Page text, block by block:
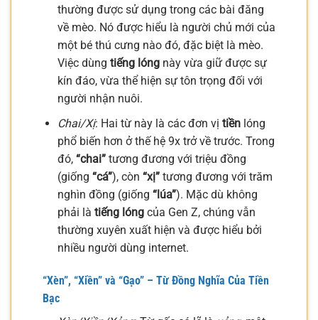
thường được sử dụng trong các bài đăng
về mèo. Nó được hiểu là người chủ mới của
một bé thú cưng nào đó, đặc biệt là mèo.
Việc dùng tiếng lóngnày vừa giữ được sự
kín đáo, vừa thể hiện sự tôn trọng đối với
người nhận nuôi.
Chai/Xị: Hai từ này là các đơn vị tiềnlóng
phổ biến hơn ở thế hệ 9x trở về trước. Trong
đó, “chai”tương đương với triệu đồng
(giống “cá”), còn “xị”tương đương với trăm
nghìn đồng (giống “lúa”). Mặc dù không
phải là tiếng lóngcủa Gen Z, chúng vẫn
thường xuyên xuất hiện và được hiểu bởi
nhiều người dùng internet.
“Xèn”, “Xiền” và “Gạo” – Từ Đồng Nghĩa Của Tiền
Bạc